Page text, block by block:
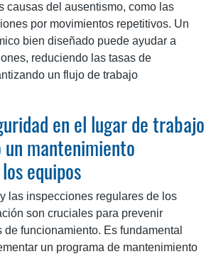
causas del ausentismo, como las
por movimientos repetitivos. Un
bien diseñado puede ayudar a
reduciendo las tasas de
un flujo de trabajo
en el lugar de trabajo
mantenimiento
equipos
las inspecciones regulares de los
son cruciales para prevenir
funcionamiento. Es fundamental
un programa de mantenimiento